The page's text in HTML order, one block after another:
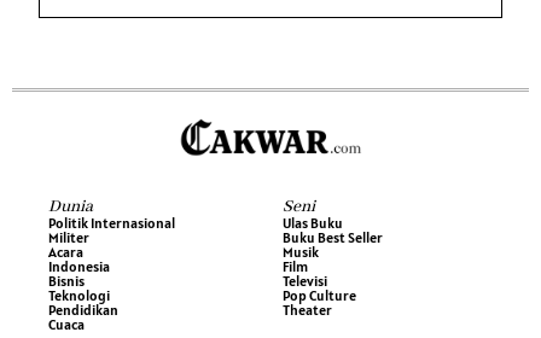
Dunia
Politik Internasional
Militer
Acara
Indonesia
Bisnis
Teknologi
Pendidikan
Cuaca
Seni
Ulas Buku
Buku Best Seller
Musik
Film
Televisi
Pop Culture
Theater